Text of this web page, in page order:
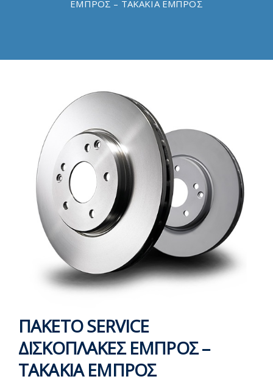
ΕΜΠΡΟΣ – ΤΑΚΑΚΙΑ ΕΜΠΡΟΣ
ΠΑΚΕΤΟ SERVICE
ΔΙΣΚΟΠΛΑΚΕΣ ΕΜΠΡΟΣ –
ΤΑΚΑΚΙΑ ΕΜΠΡΟΣ